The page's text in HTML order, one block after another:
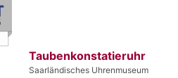
Taubenkonstatieruhr
Saarländisches Uhrenmuseum